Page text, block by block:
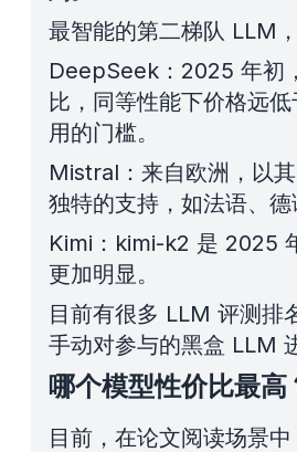
最智能的第二梯队 LLM
DeepSeek：2025 年初
比，同等性能下价格远
用的门槛。
Mistral：来自欧洲，以
独特的支持，如法语、德
Kimi：kimi-k2 是 2025
更加明显。
目前有很多 LLM 评测排
手动对参与的黑盒 LLM
哪个模型性价比最高
目前，在论文阅读场景